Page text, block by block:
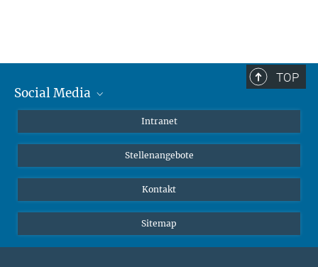
TOP
Social Media
Instagram
LinkedIn
Intranet
Stellenangebote
Kontakt
Sitemap